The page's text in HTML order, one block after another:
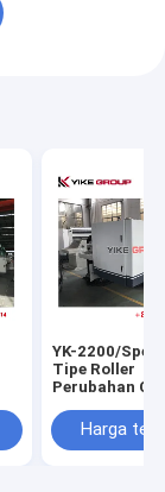
YK-2200/
Tipe Roller
Perubahan
ForTCY,YIKE
CHAMPION
Harga